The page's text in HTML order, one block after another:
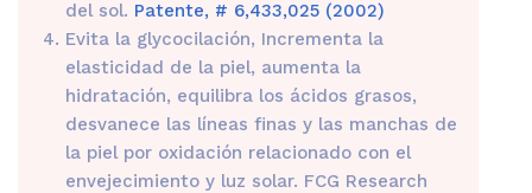
del sol. Patente, # 6,433,025 (2002)
Evita la glycocilación, Incrementa la
elasticidad de la piel, aumenta la
hidratación, equilibra los ácidos grasos,
desvanece las líneas finas y las manchas de
la piel por oxidación relacionado con el
envejecimiento y luz solar. FCG Research